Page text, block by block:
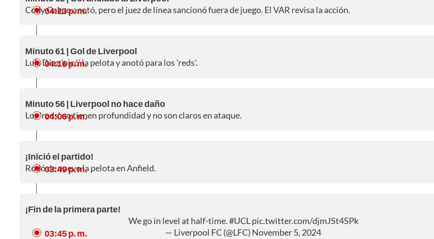
Cody Gakpo anotó, pero el juez de línea sancionó fuera de juego. El VAR revisa la acción.
04:23 p. m.
Minuto 61 | Gol de Liverpool
Luis Díaz 'picó' la pelota y anotó para los 'reds'.
04:16 p. m.
Minuto 56 | Liverpool no hace daño
Los 'reds' no tienen profundidad y no son claros en ataque.
04:06 p. m.
¡Inició el partido!
Rodó de nuevo la pelota en Anfield.
03:49 p. m.
¡Fin de la primera parte!
We go in level at half-time.#UCL pic.twitter.com/djmJSt4SPk
— Liverpool FC (@LFC) November 5, 2024
03:45 p. m.